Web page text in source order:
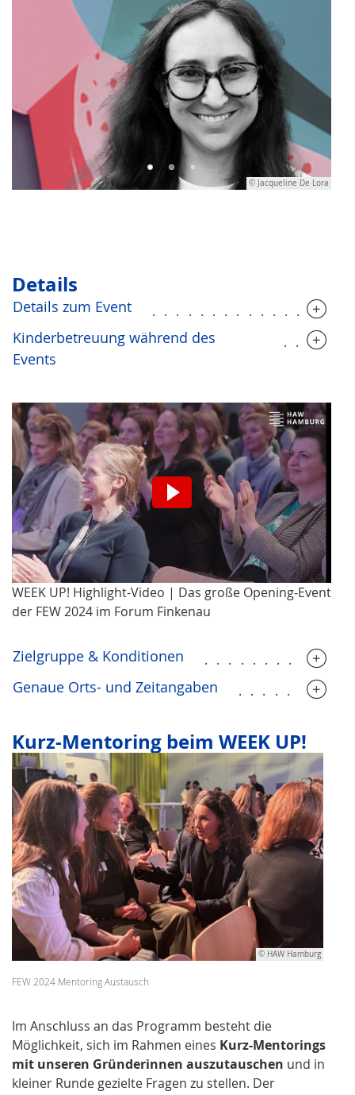
© Jacqueline De Lora
Details
Details zum Event
Kinderbetreuung während des
Events
Wir möchten Sie darauf hinweisen, dass nach
der Aktivierung Daten an den jeweiligen
Anbieter übermittelt werden.
Video aktivieren.
WEEK UP! Highlight-Video | Das große Opening-Event
der FEW 2024 im Forum Finkenau
Zielgruppe & Konditionen
Genaue Orts- und Zeitangaben
Kurz-Mentoring beim WEEK UP!
© HAW Hamburg
FEW 2024 Mentoring Austausch
Im Anschluss an das Programm besteht die
Möglichkeit, sich im Rahmen eines Kurz-Mentorings
mit unseren Gründerinnen auszutauschen und in
kleiner Runde gezielte Fragen zu stellen. Der